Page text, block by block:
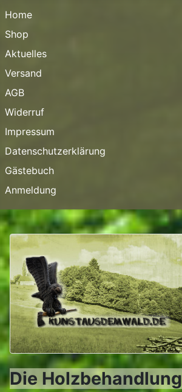
Home
Shop
Aktuelles
Versand
AGB
Widerruf
Impressum
Datenschutzerklärung
Gästebuch
Anmeldung
Die Holzbehandlung